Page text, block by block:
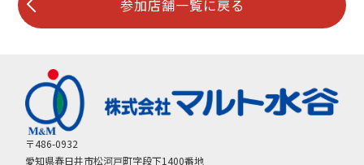
参加店舗一覧に戻る
〒486-0932
愛知県春日井市松河戸町字段下1400番地